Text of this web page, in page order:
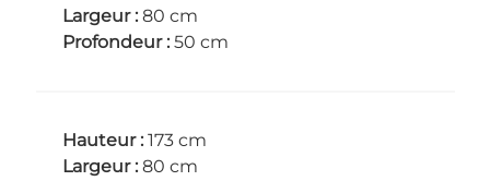
Largeur : 80 cm
Profondeur : 50 cm
Hauteur : 173 cm
Largeur : 80 cm